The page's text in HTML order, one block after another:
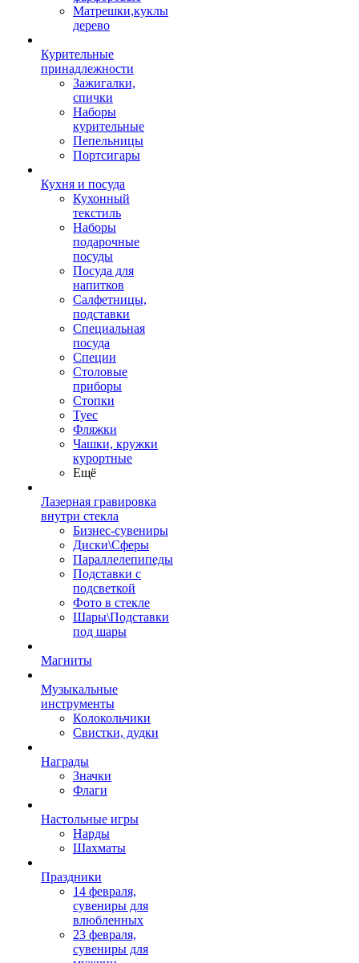
Матрешки,куклы
дерево
Курительные
принадлежности
Зажигалки,
спички
Наборы
курительные
Пепельницы
Портсигары
Кухня и посуда
Кухонный
текстиль
Наборы
подарочные
посуды
Посуда для
напитков
Салфетницы,
подставки
Специальная
посуда
Специи
Столовые
приборы
Стопки
Туес
Фляжки
Чашки, кружки
курортные
Ещё
Лазерная гравировка
внутри стекла
Бизнес-сувениры
Диски\Сферы
Параллелепипеды
Подставки с
подсветкой
Фото в стекле
Шары\Подставки
под шары
Магниты
Музыкальные
инструменты
Колокольчики
Свистки, дудки
Награды
Значки
Флаги
Настольные игры
Нарды
Шахматы
Праздники
14 февраля,
сувениры для
влюбленных
23 февраля,
сувениры для